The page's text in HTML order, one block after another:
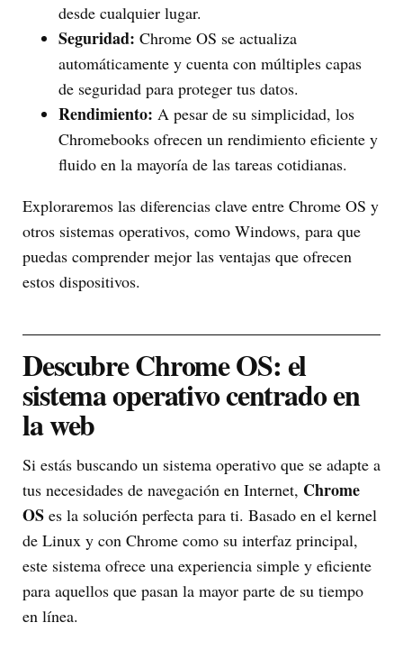
desde cualquier lugar.
Seguridad: Chrome OS se actualiza
automáticamente y cuenta con múltiples capas
de seguridad para proteger tus datos.
Rendimiento: A pesar de su simplicidad, los
Chromebooks ofrecen un rendimiento eficiente y
fluido en la mayoría de las tareas cotidianas.
Exploraremos las diferencias clave entre Chrome OS y
otros sistemas operativos, como Windows, para que
puedas comprender mejor las ventajas que ofrecen
estos dispositivos.
Descubre Chrome OS: el
sistema operativo centrado en
la web
Si estás buscando un sistema operativo que se adapte a
tus necesidades de navegación en Internet, Chrome
OS es la solución perfecta para ti. Basado en el kernel
de Linux y con Chrome como su interfaz principal,
este sistema ofrece una experiencia simple y eficiente
para aquellos que pasan la mayor parte de su tiempo
en línea.